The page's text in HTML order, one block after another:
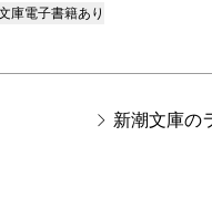
庫電子書籍あり
新潮文庫の